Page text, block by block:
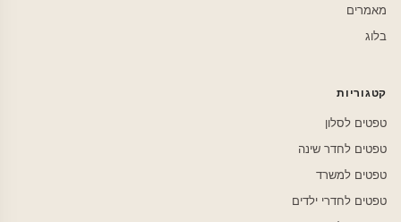
מאמרים
בלוג
קטגוריות
טפטים לסלון
טפטים לחדר שינה
טפטים למשרד
טפטים לחדרי ילדים